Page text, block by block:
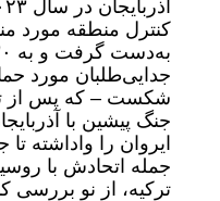
کنترل منطقه مورد
جدایی‌طلبان مورد
شکست – که پس از
ایروان را واداشته
جمله اتحادش با
ترکیه، از نو بررسی